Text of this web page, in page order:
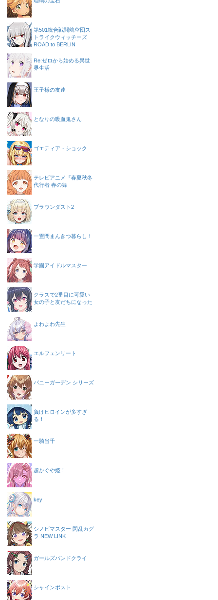
第501統合戦闘航空団ス
トライクウィッチーズ
ROAD to BERLIN
Re:ゼロから始める異世
界生活
王子様の友達
となりの吸血鬼さん
ゴエティア・ショック
テレビアニメ『春夏秋冬
代行者 春の舞
ブラウンダスト2
一畳間まんきつ暮らし！
学園アイドルマスター
クラスで2番目に可愛い
女の子と友だちになった
よわよわ先生
エルフェンリート
バニーガーデン シリーズ
負けヒロインが多すぎ
る！
一騎当千
超かぐや姫！
key
シノビマスター 閃乱カグ
ラ NEW LINK
ガールズバンドクライ
シャインポスト